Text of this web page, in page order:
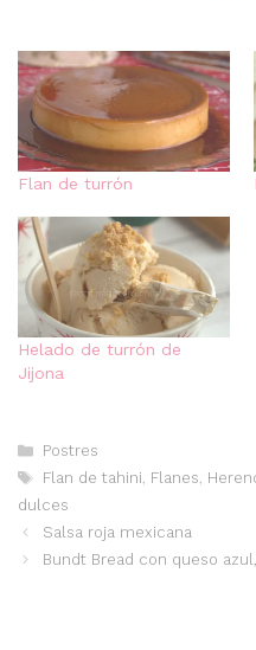
Flan de turrón
Helado de turrón de
Jijona
Categorías
Postres
Etiquetas
Flan de tahini, Flanes,
dulces
Salsa roja mexicana
Bundt Bread con queso